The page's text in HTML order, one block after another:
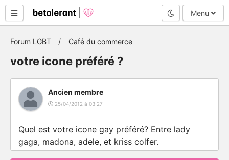
Mode nuit
Menu
Forum LGBT Café du commerce
votre icone préféré ?
Ancien membre
25/04/2012 à 03:27
Quel est votre icone gay préféré? Entre lady
gaga, madona, adele, et kriss colfer.